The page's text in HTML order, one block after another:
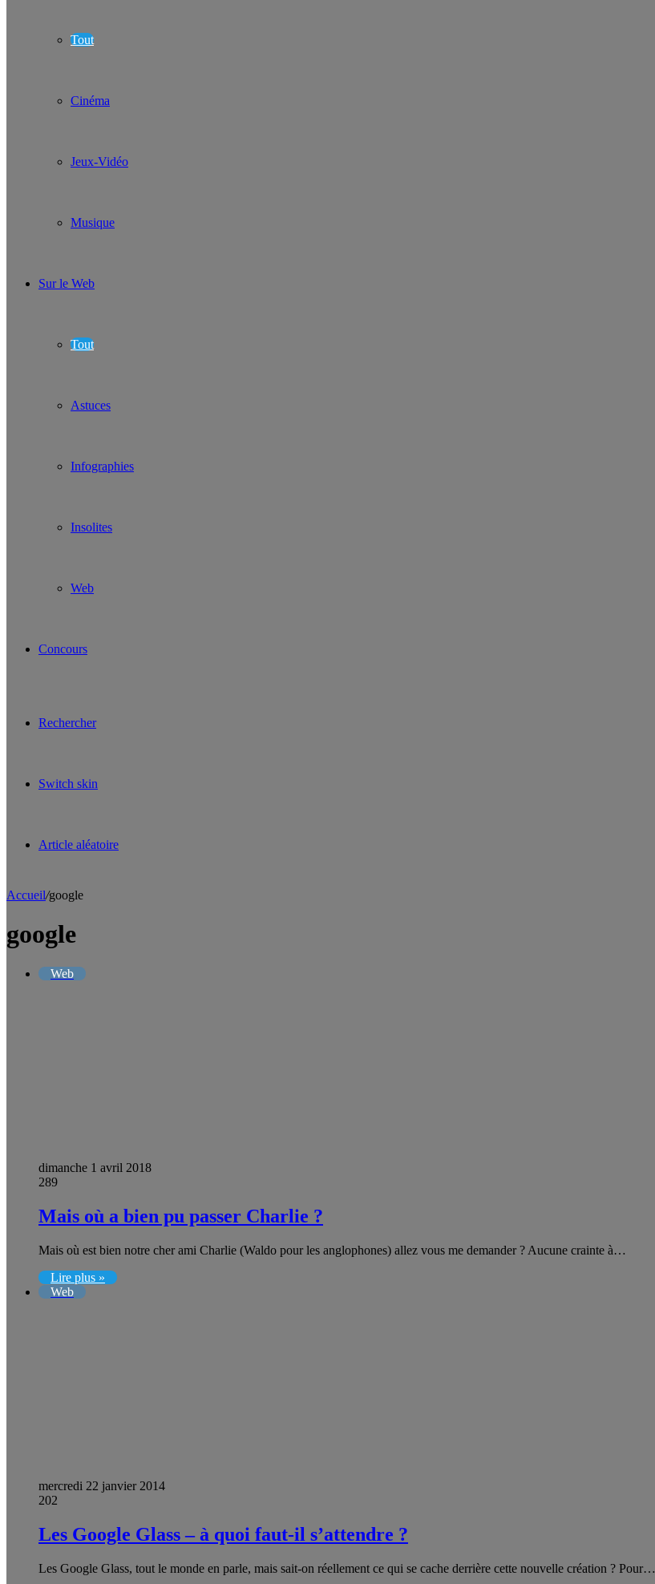
Tout
Cinéma
Jeux-Vidéo
Musique
Sur le Web
Tout
Astuces
Infographies
Insolites
Web
Concours
Rechercher
Switch skin
Article aléatoire
Accueil/google
google
Web
dimanche 1 avril 2018
289
Mais où a bien pu passer Charlie ?
Mais où est bien notre cher ami Charlie (Waldo pour les anglophones) allez vous me demander ? Aucune crainte à…
Lire plus »
Web
mercredi 22 janvier 2014
202
Les Google Glass – à quoi faut-il s’attendre ?
Les Google Glass, tout le monde en parle, mais sait-on réellement ce qui se cache derrière cette nouvelle création ? Pour…